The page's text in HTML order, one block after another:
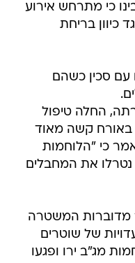
כי מתרחש אירוע
כיוון בריחת
עם סכין כשהם
החלה טיפול
באורח קשה מאוד
כי "הלוחמות
נטרלו את המחבלים
מדוברות המשטרה
של שוטרים
מג"ב ירו ופגעו